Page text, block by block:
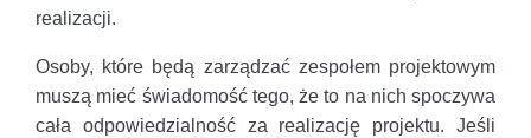
realizacji.
Osoby, które będą zarządzać zespołem projektowym
muszą mieć świadomość tego, że to na nich spoczywa
cała odpowiedzialność za realizację projektu. Jeśli